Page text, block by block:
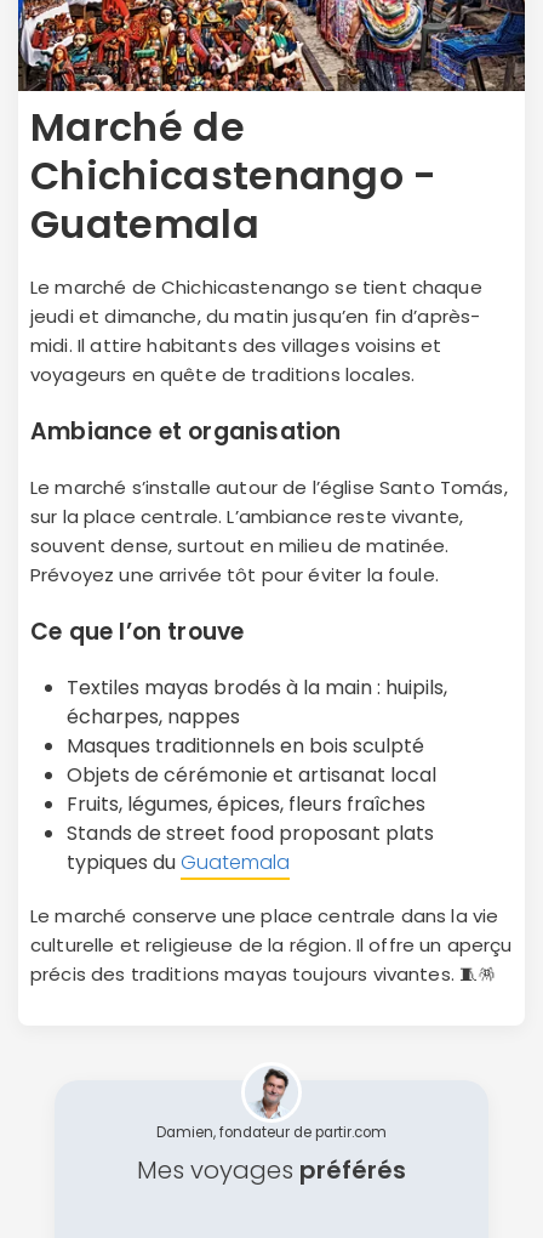
Marché de
Chichicastenango -
Guatemala
Le marché de Chichicastenango se tient chaque
jeudi et dimanche, du matin jusqu’en fin d’après-
midi. Il attire habitants des villages voisins et
voyageurs en quête de traditions locales.
Ambiance et organisation
Le marché s’installe autour de l’église Santo Tomás,
sur la place centrale. L’ambiance reste vivante,
souvent dense, surtout en milieu de matinée.
Prévoyez une arrivée tôt pour éviter la foule.
Ce que l’on trouve
Textiles mayas brodés à la main : huipils,
écharpes, nappes
Masques traditionnels en bois sculpté
Objets de cérémonie et artisanat local
Fruits, légumes, épices, fleurs fraîches
Stands de street food proposant plats
typiques duGuatemala
Le marché conserve une place centrale dans la vie
culturelle et religieuse de la région. Il offre un aperçu
précis des traditions mayas toujours vivantes. 🧵🪅
Damien, fondateur de partir.com
Mes voyages préférés